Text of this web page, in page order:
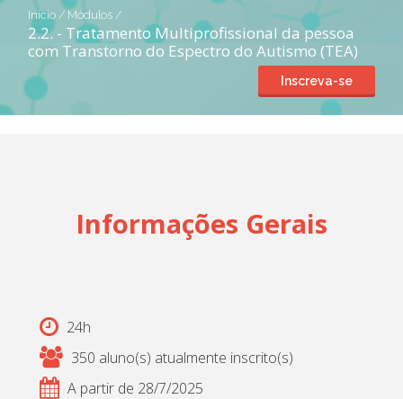
Transparência
Entrar
Início / Módulos/
2.2. - Tratamento Multiprofissional da pessoa
com Transtorno do Espectro do Autismo (TEA)
Inscreva-se
Informações Gerais
24h
350 aluno(s) atualmente inscrito(s)
A partir de 28/7/2025